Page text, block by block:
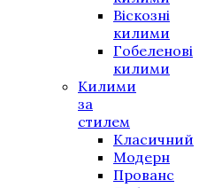
Віскозні
килими
Гобеленові
килими
Килими
за
стилем
Класичний
Модерн
Прованс